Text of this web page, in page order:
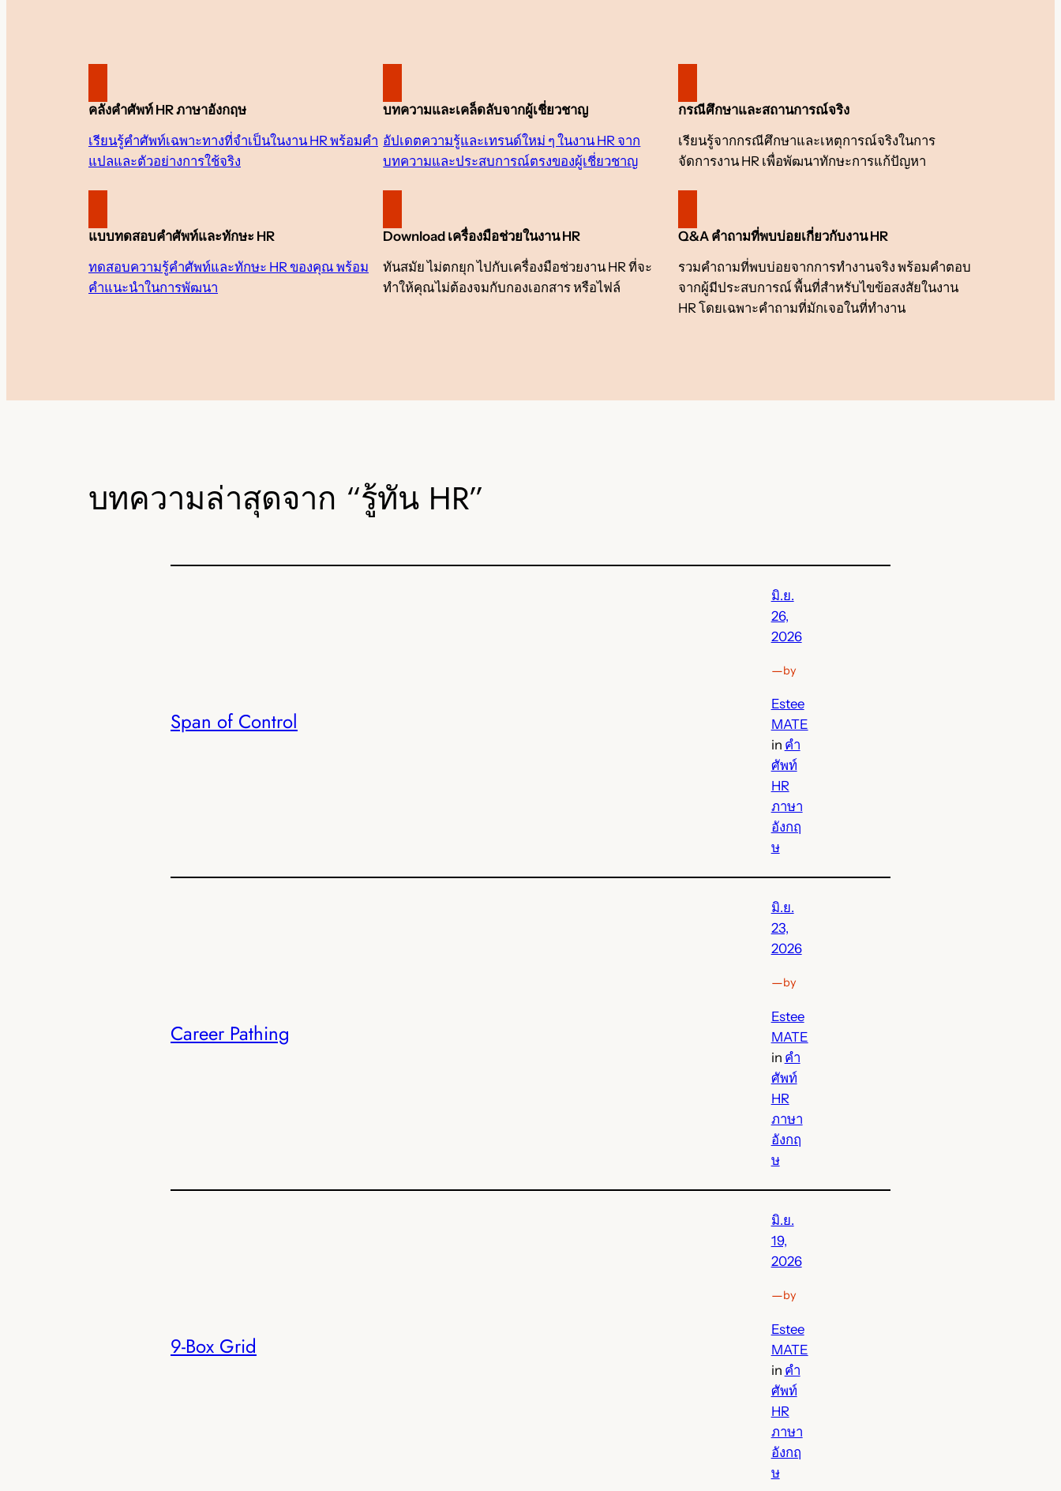
คลังคำศัพท์ HR ภาษาอังกฤษ
เรียนรู้คำศัพท์เฉพาะทางที่จำเป็นในงาน HR พร้อมคำ
แปลและตัวอย่างการใช้จริง
บทความและเคล็ดลับจากผู้เชี่ยวชาญ
อัปเดตความรู้และเทรนด์ใหม่ ๆ ในงาน HR จาก
บทความและประสบการณ์ตรงของผู้เชี่ยวชาญ
กรณีศึกษาและสถานการณ์จริง
เรียนรู้จากกรณีศึกษาและเหตุการณ์จริงในการ
จัดการงาน HR เพื่อพัฒนาทักษะการแก้ปัญหา
แบบทดสอบคำศัพท์และทักษะ HR
ทดสอบความรู้คำศัพท์และทักษะ HR ของคุณ พร้อม
คำแนะนำในการพัฒนา
Download เครื่องมือช่วยในงาน HR
ทันสมัย ไม่ตกยุก ไปกับเครื่องมือช่วยงาน HR ที่จะ
ทำให้คุณไม่ต้องจมกับกองเอกสาร หรือไฟล์
Q&A คำถามที่พบบ่อยเกี่ยวกับงาน HR
รวมคำถามที่พบบ่อยจากการทำงานจริง พร้อมคำตอบ
จากผู้มีประสบการณ์ พื้นที่สำหรับไขข้อสงสัยในงาน
HR โดยเฉพาะคำถามที่มักเจอในที่ทำงาน
บทความล่าสุดจาก “รู้ทัน HR”
Span of Control
มิ.ย.
26,
2026
—by
Estee
MATE
in คำ
ศัพท์
HR
ภาษา
อังกฤ
ษ
Career Pathing
มิ.ย.
23,
2026
—by
Estee
MATE
in คำ
ศัพท์
HR
ภาษา
อังกฤ
ษ
9-Box Grid
มิ.ย.
19,
2026
—by
Estee
MATE
in คำ
ศัพท์
HR
ภาษา
อังกฤ
ษ